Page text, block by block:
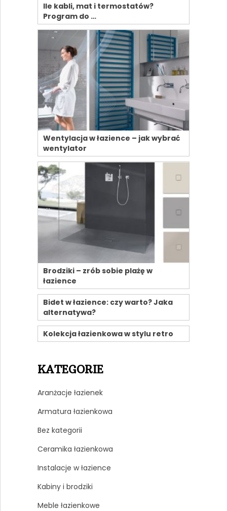
Ile kabli, mat i termostatów?
Program do …
Wentylacja w łazience – jak wybrać
wentylator
Brodziki – zrób sobie plażę w
łazience
Bidet w łazience: czy warto? Jaka
alternatywa?
Kolekcja łazienkowa w stylu retro
KATEGORIE
Aranżacje łazienek
Armatura łazienkowa
Bez kategorii
Ceramika łazienkowa
Instalacje w łazience
Kabiny i brodziki
Meble łazienkowe